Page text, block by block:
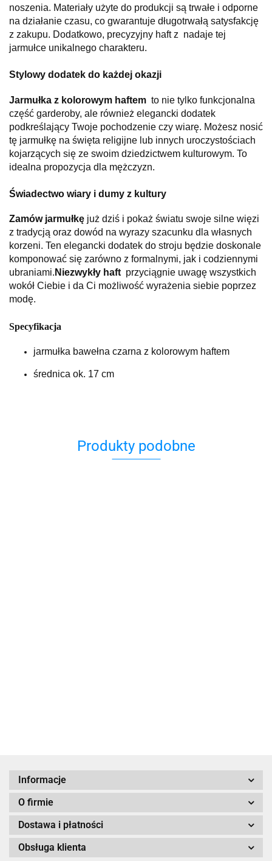
noszenia. Materiały użyte do produkcji są trwałe i odporne
na działanie czasu, co gwarantuje długotrwałą satysfakcję
z zakupu. Dodatkowo, precyzyjny haft z nadaje tej
jarmułce unikalnego charakteru.
Stylowy dodatek do każdej okazji
Jarmułka z kolorowym haftem to nie tylko funkcjonalna
część garderoby, ale również elegancki dodatek
podkreślający Twoje pochodzenie czy wiarę. Możesz nosić
tę jarmułkę na święta religijne lub innych uroczystościach
kojarzących się ze swoim dziedzictwem kulturowym. To
idealna propozycja dla mężczyzn.
Świadectwo wiary i dumy z kultury
Zamów jarmułkę już dziś i pokaż światu swoje silne więzi
z tradycją oraz dowód na wyrazy szacunku dla własnych
korzeni. Ten elegancki dodatek do stroju będzie doskonale
komponować się zarówno z formalnymi, jak i codziennymi
ubraniami. Niezwykły haftprzyciągnie uwagę wszystkich
wokół Ciebie i da Ci możliwość wyrażenia siebie poprzez
modę.
Specyfikacja
jarmułka bawełna czarna z kolorowym haftem
średnica ok. 17 cm
Produkty podobne
Informacje
O firmie
Dostawa i płatności
Obsługa klienta